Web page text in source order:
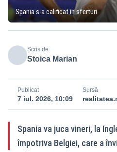
Spania s-a calificat în sferturi
Scris de
Stoica Marian
Publicat
7 iul. 2026, 10:09
Sursă
Spania va juca vineri, la
împotriva Belgiei, care a